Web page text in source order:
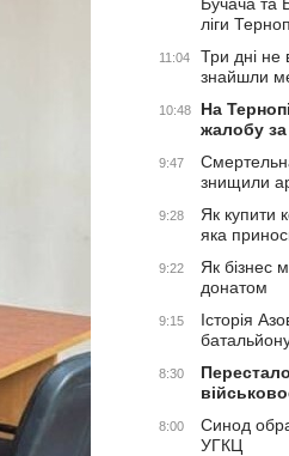
ліги
11:04
Три дні не
знайшли
10:48
На
жалобу
9:47
знищили
9:28
Як купити
яка
9:22
Як бізнес
донатом
9:15
Історія
8:30
8:00
Синод
УГКЦ